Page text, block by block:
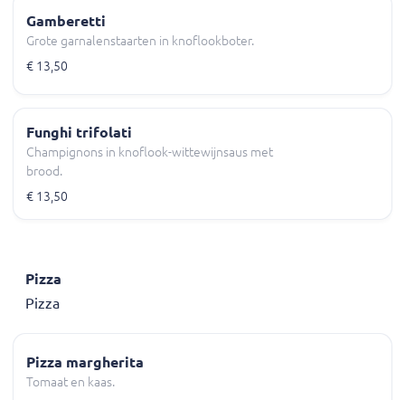
Gamberetti
Grote garnalenstaarten in knoflookboter.
€ 13,50
Funghi trifolati
Champignons in knoflook-wittewijnsaus met
brood.
€ 13,50
Pizza
Pizza
Pizza margherita
Tomaat en kaas.